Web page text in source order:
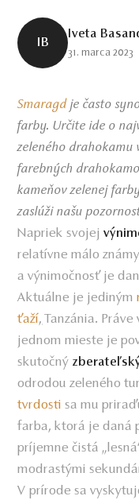
IB
Iveta
31. marca 2023
Smaragd je často
farby. Určite ide o
zeleného drahokamu
farebných
kameňov zelenej
zaslúži našu
Napriek svojej
relatívne málo
a výnimočnosť je
Aktuálne je jediným
ťaží, Tanzánia.
jednom mieste je
skutočný
odrodou zeleného
tvrdosti sa mu
farba, ktorá je daná
príjemne čistá
modrastými
V prírode sa